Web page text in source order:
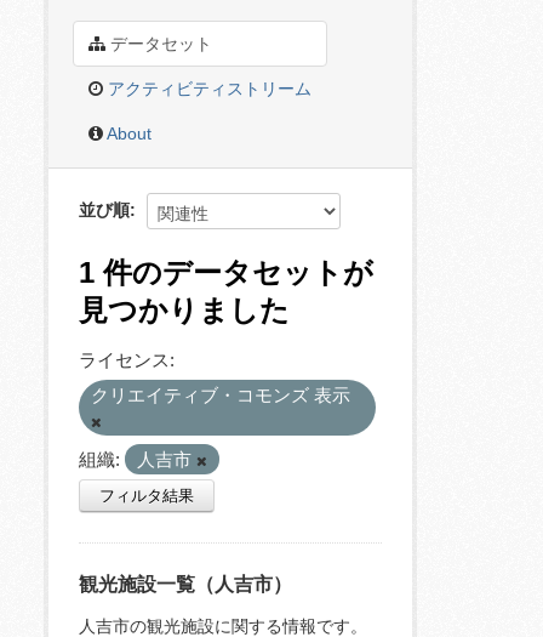
データセット
アクティビティストリーム
About
並び順
1 件のデータセットが
見つかりました
ライセンス:
クリエイティブ・コモンズ 表示
組織: 人吉市
フィルタ結果
観光施設一覧（人吉市）
人吉市の観光施設に関する情報です。